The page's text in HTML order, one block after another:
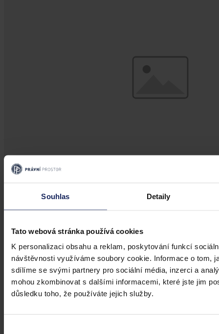
Souhlas Detaily
Tato webová stránka používá cookies
K personalizaci obsahu a reklam, poskytování funkcí
návštěvnosti využíváme soubory cookie. Informace o tom,
sdílíme se svými partnery pro sociální média, inzerci a
mohou zkombinovat s dalšími informacemi, které jste jim
důsledku toho, že používáte jejich služby.
Novela prováděcí vyhlášky k zákonu o
vyhláška č. 376/2011 Sb., kterou se provádějí některá ustanovení
zákona o veřejném zdravotním pojištění, ve znění pozdějších
předpisů. Ve Sbírce zákonů a mezinárodních smluv byla
publikována pod č. 119/2026 Sb.
Mgr. Martin Glogar • 30. července 2026, 07:27